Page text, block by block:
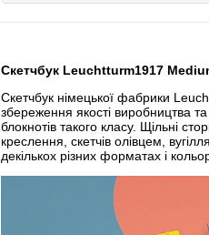
Скетчбук Leuchtturm1917
Скетчбук німецької фабрики
збереження якості виробництва
блокнотів такого класу. Щільні
креслення, скетчів олівцем,
декількох різних форматах і